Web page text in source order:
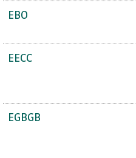
EBO
EECC
EGBGB